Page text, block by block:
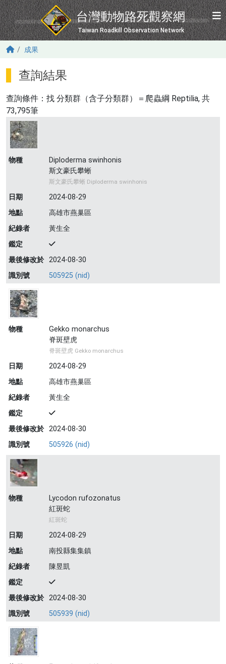
移至主內容
台灣動物路死觀察網
Taiwan Roadkill Observation Network
成果
查詢結果
查詢條件：找 分類群（含子分類群）＝爬蟲綱 Reptilia, 共
73,795筆
物種
Diploderma swinhonis
斯文豪氏攀蜥
斯文豪氏攀蜥 Diploderma swinhonis
日期
2024-08-29
地點
高雄市燕巢區
紀錄者
黃生全
鑑定
最後修改於 2024-08-30
識別號
505925 (nid)
物種
Gekko monarchus
脊斑壁虎
脊斑壁虎 Gekko monarchus
日期
2024-08-29
地點
高雄市燕巢區
紀錄者
黃生全
鑑定
最後修改於 2024-08-30
識別號
505926 (nid)
物種
Lycodon rufozonatus
紅斑蛇
紅斑蛇
日期
2024-08-29
地點
南投縣集集鎮
紀錄者
陳昱凱
鑑定
最後修改於 2024-08-30
識別號
505939 (nid)